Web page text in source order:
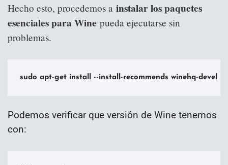
Hecho esto, procedemos a instalar los paquetes
esenciales para Wine pueda ejecutarse sin
problemas.
sudo apt-get install --install-recommends winehq-devel
Podemos verificar que versión de Wine tenemos
con: